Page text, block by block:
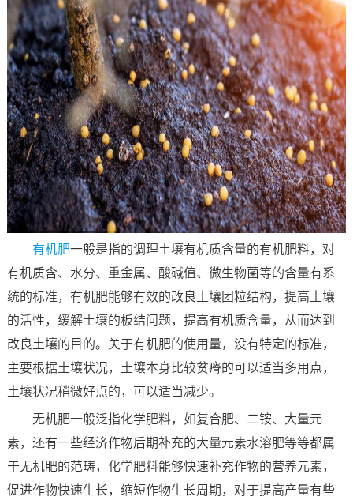
有机肥一般是指的调理土壤有机质含量的有机肥料，对
有机质含、水分、重金属、酸碱值、微生物菌等的含量有系
统的标准，有机肥能够有效的改良土壤团粒结构，提高土壤
的活性，缓解土壤的板结问题，提高有机质含量，从而达到
改良土壤的目的。关于有机肥的使用量，没有特定的标准，
主要根据土壤状况，土壤本身比较贫瘠的可以适当多用点，
土壤状况稍微好点的，可以适当减少。
无机肥一般泛指化学肥料，如复合肥、二铵、大量元
素，还有一些经济作物后期补充的大量元素水溶肥等等都属
于无机肥的范畴，化学肥料能够快速补充作物的营养元素，
促进作物快速生长，缩短作物生长周期，对于提高产量有些